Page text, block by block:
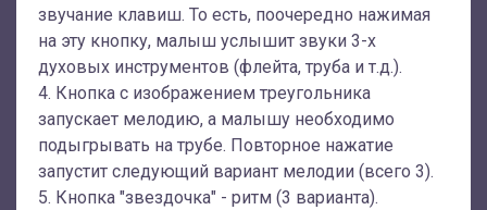
звучание клавиш. То есть, поочередно нажимая
на эту кнопку, малыш услышит звуки 3-х
духовых инструментов (флейта, труба и т.д.).
4. Кнопка с изображением треугольника
запускает мелодию, а малышу необходимо
подыгрывать на трубе. Повторное нажатие
запустит следующий вариант мелодии (всего 3).
5. Кнопка "звездочка" - ритм (3 варианта).